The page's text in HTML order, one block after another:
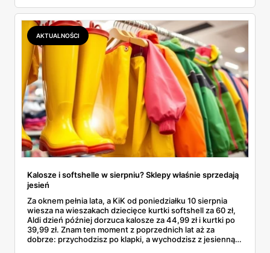
kosztuje i po czym poznać, że sprzedawca nie wciska nam
podróbki. Spisałam wszystko, czego się dowiedziałam —
łącznie z jedną wpadką, o której za chwilę.
AKTUALNOŚCI
Kalosze i softshelle w sierpniu? Sklepy właśnie sprzedają
jesień
Za oknem pełnia lata, a KiK od poniedziałku 10 sierpnia
wiesza na wieszakach dziecięce kurtki softshell za 60 zł,
Aldi dzień później dorzuca kalosze za 44,99 zł i kurtki po
39,99 zł. Znam ten moment z poprzednich lat aż za
dobrze: przychodzisz po klapki, a wychodzisz z jesienną